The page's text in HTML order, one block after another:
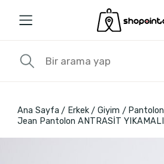
Ana Sayfa Erkek Giyim
Pantolon
Jean Pantolon ANTRASİT YIKAMALI